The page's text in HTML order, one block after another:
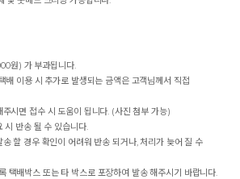
원) 가 부과됩니다.
배 이용 시 추가로 발생되는 금액은 고객님께서 직접
시면 접수 시 도움이 됩니다. (사진 첨부 가능)
시 반송 될 수 있습니다.
할 경우 확인이 어려워 반송 되거나, 처리가 늦어 질 수
택배박스 또는 타 박스로 포장하여 발송 해주시기 바랍니다.